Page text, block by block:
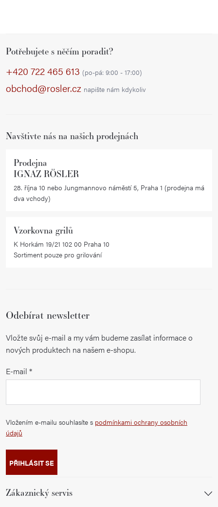
Potřebujete s něčím poradit?
+420 722 465 613 (po-pá: 9:00 - 17:00)
obchod@rosler.cz napište nám kdykoliv
Navštivte nás na našich prodejnách
Prodejna
IGNAZ RÖSLER
28. října 10 nebo Jungmannovo náměstí 5, Praha 1 (prodejna má
dva vchody)
Vzorkovna grilů
K Horkám 19/21 102 00 Praha 10
Sortiment pouze pro grilování
Odebírat newsletter
Vložte svůj e-mail a my vám budeme zasílat informace o
nových produktech na našem e-shopu.
E-mail
Vložením e-mailu souhlasíte s podmínkami ochrany osobních
údajů
PŘIHLÁSIT SE
Zákaznický servis